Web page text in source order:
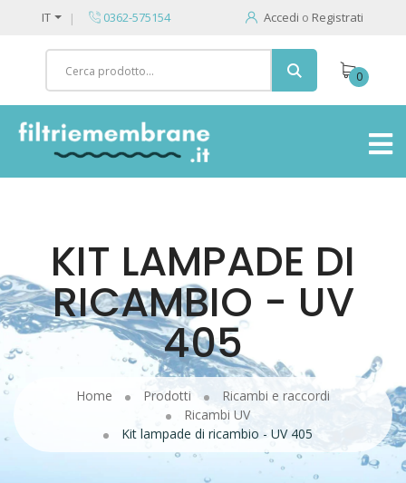
IT 0362-575154 Accedi o Registrati
0
KIT LAMPADE DI
RICAMBIO - UV
405
Home Prodotti
Ricambi e raccordi
Ricambi UV
Kit lampade di ricambio - UV 405